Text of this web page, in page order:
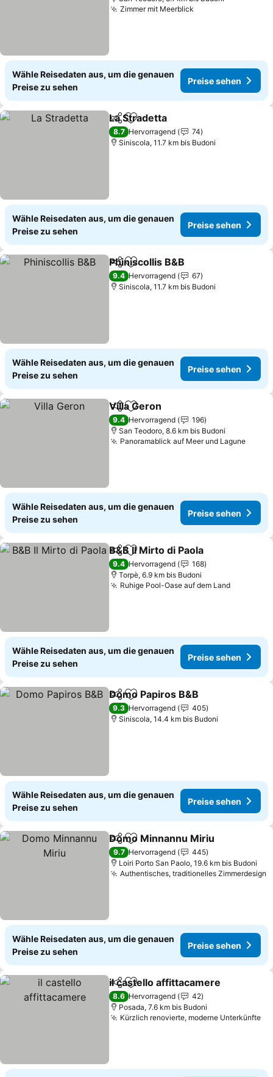
Zimmer mit Meerblick
Wähle Reisedaten aus, um die genauen
Preise zu sehen
Preise sehen
TeilenZu Favoriten hinzufügen
La Stradetta
8.7 Hervorragend
74
Siniscola, 11.7 km bis Budoni
Wähle Reisedaten aus, um die genauen
Preise zu sehen
Preise sehen
TeilenZu Favoriten hinzufügen
Phiniscollis B&B
9.4 Hervorragend
67
Siniscola, 11.7 km bis Budoni
Wähle Reisedaten aus, um die genauen
Preise zu sehen
Preise sehen
TeilenZu Favoriten hinzufügen
Villa Geron
9.4 Hervorragend
196
San Teodoro, 8.6 km bis Budoni
Panoramablick auf Meer und Lagune
Wähle Reisedaten aus, um die genauen
Preise zu sehen
Preise sehen
TeilenZu Favoriten hinzufügen
B&B Il Mirto di Paola
9.4 Hervorragend
168
Torpè, 6.9 km bis Budoni
Ruhige Pool-Oase auf dem Land
Wähle Reisedaten aus, um die genauen
Preise zu sehen
Preise sehen
TeilenZu Favoriten hinzufügen
Domo Papiros B&B
9.3 Hervorragend
405
Siniscola, 14.4 km bis Budoni
Wähle Reisedaten aus, um die genauen
Preise zu sehen
Preise sehen
TeilenZu Favoriten hinzufügen
Domo Minnannu Miriu
9.7 Hervorragend
445
Loiri Porto San Paolo, 19.6 km bis Budoni
Authentisches, traditionelles Zimmerdesign
Wähle Reisedaten aus, um die genauen
Preise zu sehen
Preise sehen
TeilenZu Favoriten hinzufügen
il castello affittacamere
8.6 Hervorragend
42
Posada, 7.6 km bis Budoni
Kürzlich renovierte, moderne Unterkünfte